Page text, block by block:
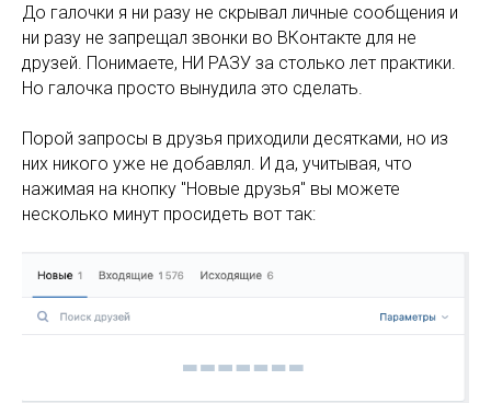
До галочки я ни разу не скрывал личные сообщения и
ни разу не запрещал звонки во ВКонтакте для не
друзей. Понимаете, НИ РАЗУ за столько лет практики.
Но галочка просто вынудила это сделать.
Порой запросы в друзья приходили десятками, но из
них никого уже не добавлял. И да, учитывая, что
нажимая на кнопку "Новые друзья" вы можете
несколько минут просидеть вот так: